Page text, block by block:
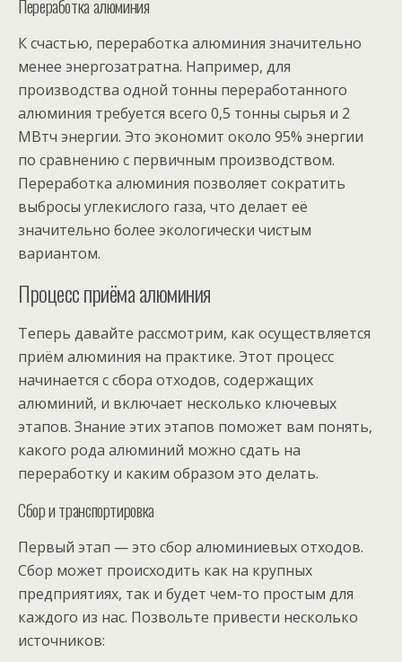
Переработка алюминия
К счастью, переработка алюминия значительно
менее энергозатратна. Например, для
производства одной тонны переработанного
алюминия требуется всего 0,5 тонны сырья и 2
МВтч энергии. Это экономит около 95% энергии
по сравнению с первичным производством.
Переработка алюминия позволяет сократить
выбросы углекислого газа, что делает её
значительно более экологически чистым
вариантом.
Процесс приёма алюминия
Теперь давайте рассмотрим, как осуществляется
приём алюминия на практике. Этот процесс
начинается с сбора отходов, содержащих
алюминий, и включает несколько ключевых
этапов. Знание этих этапов поможет вам понять,
какого рода алюминий можно сдать на
переработку и каким образом это делать.
Сбор и транспортировка
Первый этап — это сбор алюминиевых отходов.
Сбор может происходить как на крупных
предприятиях, так и будет чем-то простым для
каждого из нас. Позвольте привести несколько
источников: